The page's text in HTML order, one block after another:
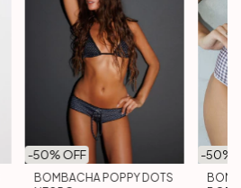
-50% OFF
BOMBACHA POPPY DOTS
-50%